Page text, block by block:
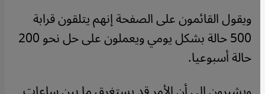
ويقول القائمون على الصفحة إنهم يتلقون قرابة
500 حالة بشكل يومي ويعملون على حل نحو 200
حالة أسبوعيا.